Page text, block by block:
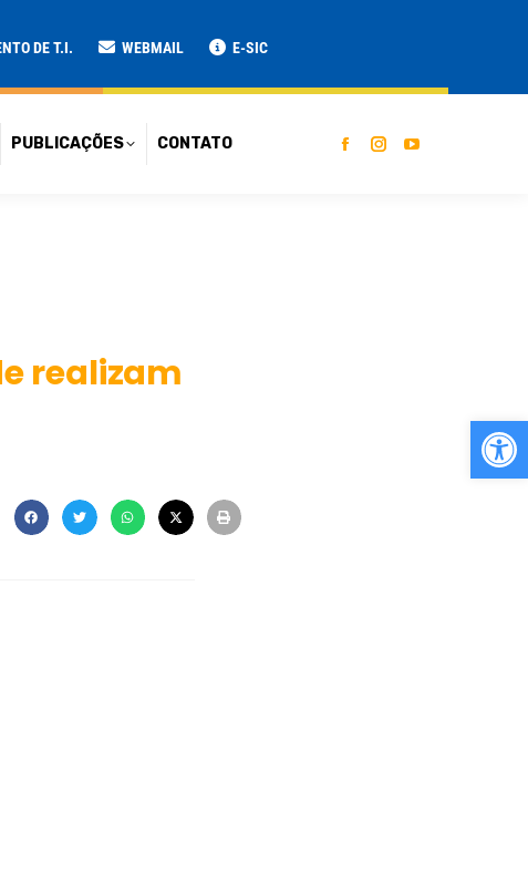
DE T.I. WEBMAIL E-SIC
PUBLICAÇÕES CONTATO
realizam